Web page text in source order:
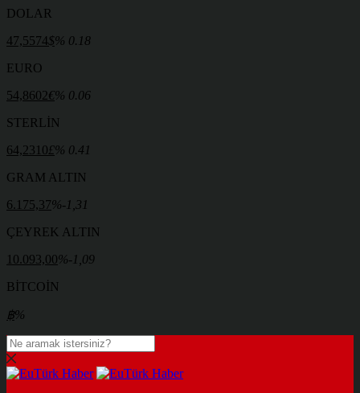
DOLAR
47,5574$% 0.18
EURO
54,8602€% 0.06
STERLİN
64,2310£% 0.41
GRAM ALTIN
6.175,37%-1,31
ÇEYREK ALTIN
10.093,00%-1,09
BİTCOİN
฿%